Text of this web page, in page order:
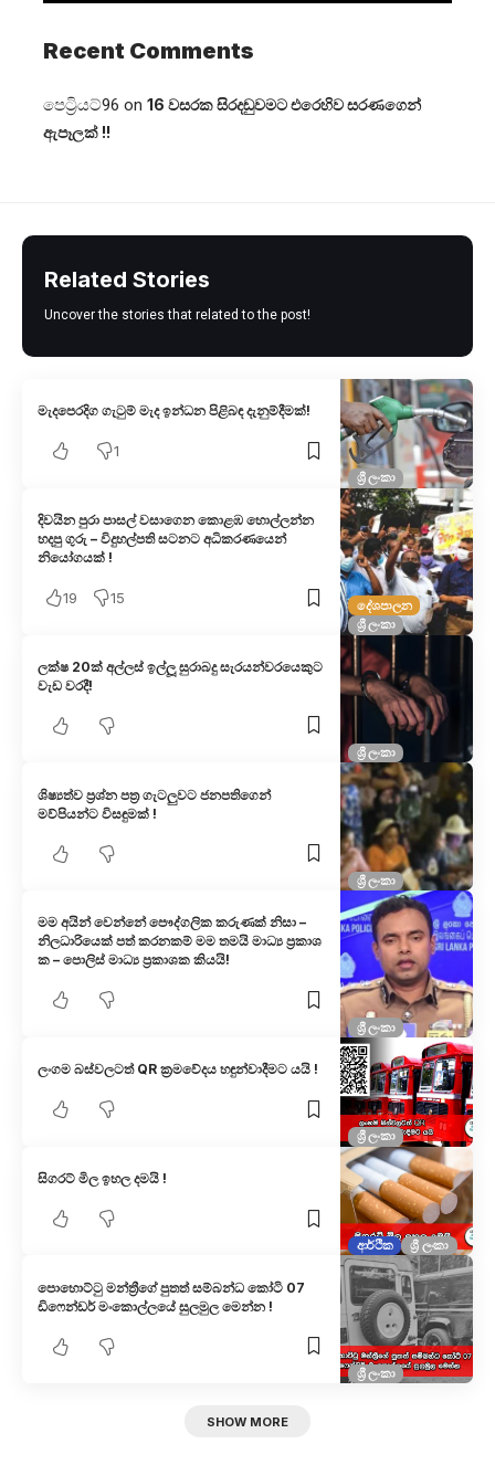
Recent Comments
පෙට්‍රියට්96 on 16 වසරක සිරදඬුවමට එරෙහිව සරණගෙන්
ඇපෑලක් !!
Related Stories
Uncover the stories that related to the post!
ශ්‍රී ලංකා
මැදපෙරදිග ගැටුම් මැද ඉන්ධන පිළිබඳ දැනුම්දීමක්!
1
දේශපාලන
ශ්‍රී ලංකා
දිවයින පුරා පාසල් වසාගෙන කොළඹ හොල්ලන්න
හදපු ගුරු – විදුහල්පති සටනට අධිකරණයෙන්
නියෝගයක් !
19 15
ශ්‍රී ලංකා
ලක්ෂ 20ක් අල්ලස් ඉල්ලූ සුරාබදු සැරයන්වරයෙකුට
වැඩ වරදී!
ශ්‍රී ලංකා
ශිෂ්‍යත්ව ප්‍රශ්න පත්‍ර ගැටලුවට ජනපතිගෙන්
මව්පියන්ට විසඳුමක් !
ශ්‍රී ලංකා
මම අයින් වෙන්​නේ පෞද්ගලික කරුණක් නිසා –
නිලධාරියෙක් පත් කරනකම් මම තමයි මාධ්‍ය ප්‍රකාශ​
ක – පොලිස් මාධ්‍ය ප්‍රකාශක කියයි!
ශ්‍රී ලංකා
ලංගම බස්වලටත් QR ක්‍රමවේදය හඳුන්වාදීමට යයි !
ආර්ථික ශ්‍රී ලංකා
සිගරට් මිල ඉහල දමයි !
ශ්‍රී ලංකා
පොහොට්ටු මන්ත්‍රීගේ පුතත් සම්බන්ධ කෝටි 07
ඩිෆෙන්ඩර් මංකොල්ලයේ සුලමුල මෙන්න !
SHOW MORE